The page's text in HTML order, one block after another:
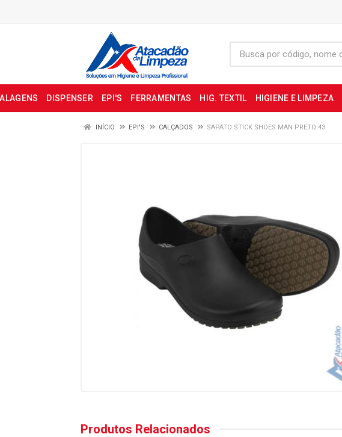
DISPENSER EPI'S FERRAMENTAS HIG. TEXTIL HIGIENE E LIMPEZA
INÍCIO EPI'S CALÇADOS SAPATO STICK SHOES MAN PRETO 43
Produtos Relacionados